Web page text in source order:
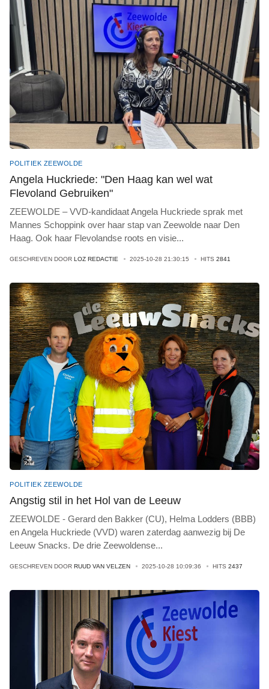
POLITIEK ZEEWOLDE
Angela Huckriede: "Den Haag kan wel wat
Flevoland Gebruiken"
ZEEWOLDE – VVD-kandidaat Angela Huckriede sprak met
Mannes Schoppink over haar stap van Zeewolde naar Den
Haag. Ook haar Flevolandse roots en visie...
GESCHREVEN DOOR LOZ REDACTIE 2025-10-28 21:30:15 HITS 2841
POLITIEK ZEEWOLDE
Angstig stil in het Hol van de Leeuw
ZEEWOLDE - Gerard den Bakker (CU), Helma Lodders (BBB)
en Angela Huckriede (VVD) waren zaterdag aanwezig bij De
Leeuw Snacks. De drie Zeewoldense...
GESCHREVEN DOOR RUUD VAN VELZEN 2025-10-28 10:09:36 HITS 2437